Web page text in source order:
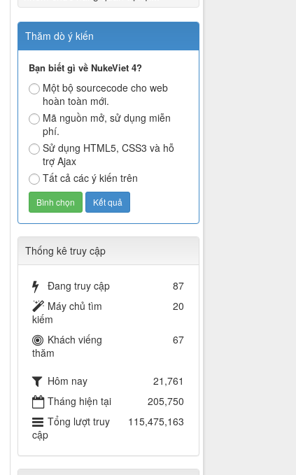
Thăm dò ý kiến
Bạn biết gì về NukeViet 4?
Một bộ sourcecode cho web
hoàn toàn mới.
Mã nguồn mở, sử dụng miễn
phí.
Sử dụng HTML5, CSS3 và hỗ
trợ Ajax
Tất cả các ý kiến trên
Thống kê truy cập
Đang truy cập
87
Máy chủ tìm
kiếm
20
Khách viếng
thăm
67
Hôm nay
21,761
Tháng hiện tại
205,750
Tổng lượt truy
cập
115,475,163